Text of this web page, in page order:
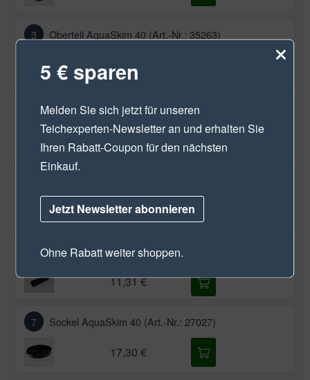
3 Oberteil AquaSkim 40 (Art.-Nr.: 35263)
18,60 €
Überwurfmutter 3" (Art.-Nr.: 35264)
6,30 €
3,70 €
Unterteil AquaSkim 40 (Art.-Nr.: 35262)
11,31 €
7 Sockel AquaSkim 40 (Art.-Nr.: 27027)
17,30 €
5 € sparen
Melden Sie sich jetzt für unseren
Teichexperten-Newsletteran und erhalten Sie
Ihren Rabatt-Coupon für den nächsten
Einkauf.
Jetzt Newsletter abonnieren
Ohne Rabatt weiter shoppen.